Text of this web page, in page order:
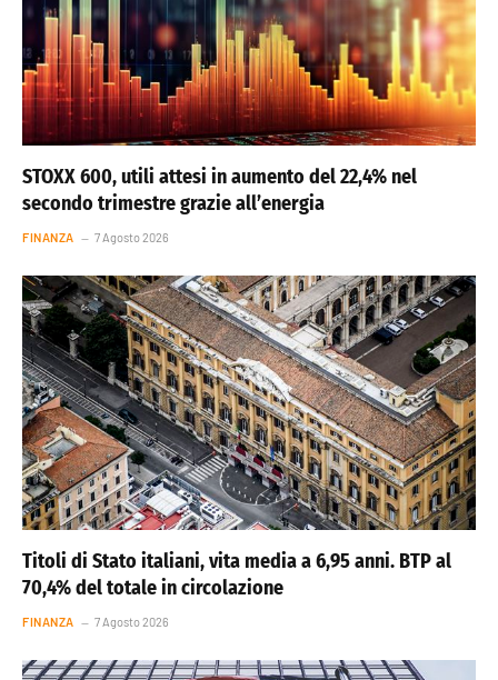
STOXX 600, utili attesi in aumento del 22,4% nel
secondo trimestre grazie all’energia
FINANZA 7 Agosto 2026
Titoli di Stato italiani, vita media a 6,95 anni. BTP al
70,4% del totale in circolazione
FINANZA 7 Agosto 2026